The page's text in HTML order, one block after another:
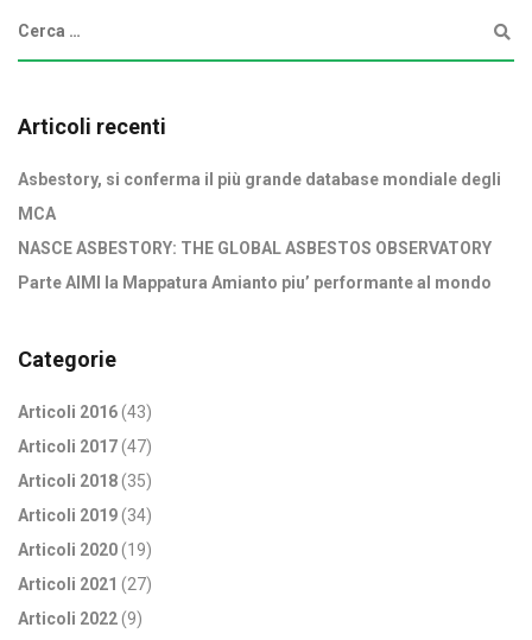
Articoli recenti
Asbestory, si conferma il più grande database mondiale degli
MCA
NASCE ASBESTORY: THE GLOBAL ASBESTOS OBSERVATORY
Parte AIMI la Mappatura Amianto piu’ performante al mondo
Categorie
Articoli 2016(43)
Articoli 2017(47)
Articoli 2018(35)
Articoli 2019(34)
Articoli 2020(19)
Articoli 2021 (27)
Articoli 2022(9)